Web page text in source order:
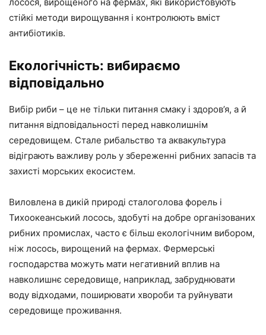
стійкі методи вирощування і контролюють вміст
антибіотиків.
Екологічність: вибираємо
відповідально
Вибір риби – це не тільки питання смаку і здоров’я, а й
питання відповідальності перед навколишнім
середовищем. Стале рибальство та аквакультура
відіграють важливу роль у збереженні рибних запасів та
захисті морських екосистем.
Виловлена в дикій природі сталоголова форель і
Тихоокеанський лосось, здобуті на добре організованих
рибних промислах, часто є більш екологічним вибором,
ніж лосось, вирощений на фермах. Фермерські
господарства можуть мати негативний вплив на
навколишнє середовище, наприклад, забруднювати
воду відходами, поширювати хвороби та руйнувати
середовище проживання.